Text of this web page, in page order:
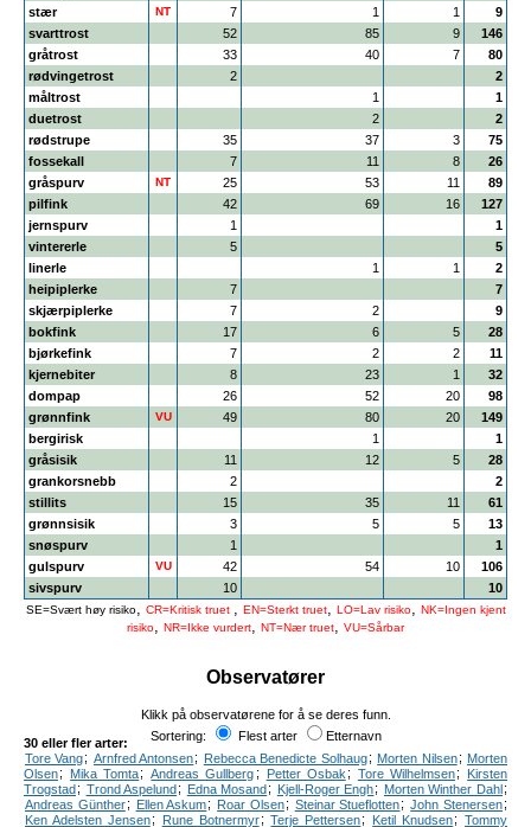
stær
NT 7 1 1
9
svarttrost
52 85 9
146
gråtrost
33 40 7
80
rødvingetrost
2
2
måltrost
1
1
duetrost
2
2
rødstrupe
35 37 3
75
fossekall
7 11 8
26
gråspurv
NT 25 53 11
89
pilfink
42 69 16
127
jernspurv
1
1
vintererle
5
5
linerle
1 1
2
heipiplerke
7
7
skjærpiplerke
7 2
9
bokfink
17 6 5
28
bjørkefink
7 2 2
11
kjernebiter
8 23 1
32
dompap
26 52 20
98
grønnfink
VU 49 80 20
149
bergirisk
1
1
gråsisik
11 12 5
28
grankorsnebb
2
2
stillits
15 35 11
61
grønnsisik
3 5 5
13
snøspurv
1
1
gulspurv
VU 42 54 10
106
sivspurv
10 10
SE=Svært høy risiko, CR=Kritisk truet , EN=Sterkt truet, LO=Lav risiko, NK=Ingen kjent
risiko, NR=Ikke vurdert, NT=Nær truet, VU=Sårbar
Observatører
Klikk på observatørene for å se deres funn.
Sortering:
Flest arter Etternavn
30 eller fler arter:
Tore Vang; Arnfred Antonsen; Rebecca Benedicte Solhaug; Morten Nilsen; Morten
Olsen; Mika Tomta; Andreas Gullberg ; Petter Osbak ; Tore Wilhelmsen;
Kirsten
Trogstad; Trond Aspelund; Edna Mosand; Kjell-Roger Engh; Morten Winther Dahl;
Andreas Günther; Ellen Askum; Roar Olsen; Steinar Stueflotten; John Stenersen;
Ken Adelsten Jensen; Rune Botnermyr ; Terje Pettersen; Ketil Knudsen; Tommy